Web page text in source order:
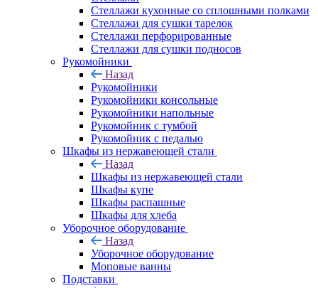
Стеллажи кухонные со сплошными полками
Стеллажи для сушки тарелок
Стеллажи перфорированные
Стеллажи для сушки подносов
Рукомойники
Назад
Рукомойники
Рукомойники консольные
Рукомойники напольные
Рукомойник с тумбой
Рукомойник с педалью
Шкафы из нержавеющей стали
Назад
Шкафы из нержавеющей стали
Шкафы купе
Шкафы распашные
Шкафы для хлеба
Уборочное оборудование
Назад
Уборочное оборудование
Моповые ванны
Подставки